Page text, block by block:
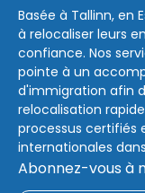
Basée à Tallinn, en
à relocaliser leurs
confiance. Nos
pointe à un
d'immigration afin
relocalisation
processus certifiés
internationales
Abonnez-vous à